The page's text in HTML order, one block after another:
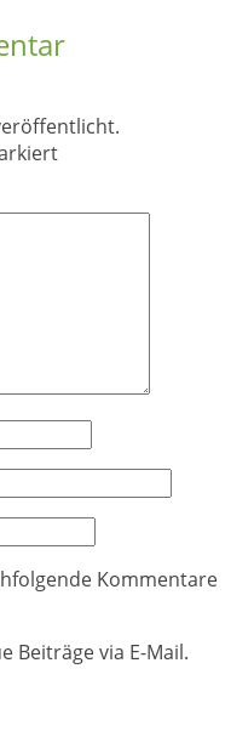
Kommentare
Beiträge via E-Mail.